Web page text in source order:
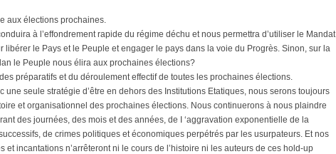
aux élections prochaines.
à l’effondrement rapide du régime déchu et nous permettra d’utiliser le Mandat
libérer le Pays et le Peuple et engager le pays dans la voie du Progrès. Sinon, sur la
le Peuple nous élira aux prochaines élections?
préparatifs et du déroulement effectif de toutes les prochaines élections.
une seule stratégie d’être en dehors des Institutions Etatiques, nous serons toujours
et organisationnel des prochaines élections. Nous continuerons à nous plaindre
des journées, des mois et des années, de I ‘aggravation exponentielle de la
de crimes politiques et économiques perpétrés par les usurpateurs. Et nos
et incantations n’arrêteront ni le cours de l’histoire ni les auteurs de ces hold-up